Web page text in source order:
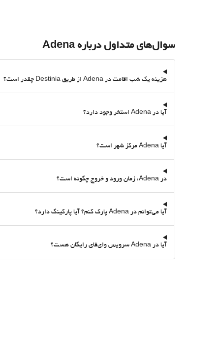
سوال‌های متداول درباره Adena
هزینه یک شب اقامت در Adena از طریق Destinia چقدر است؟
آیا در Adena استخر وجود دارد؟
آیا Adena مرکز شهر است؟
در Adena، زمان ورود و خروج چگونه است؟
آیا می‌توانم در Adena پارک کنم؟ آیا پارکینگ دارد؟
آیا در Adena سرویس وای‌فای رایگان هست؟